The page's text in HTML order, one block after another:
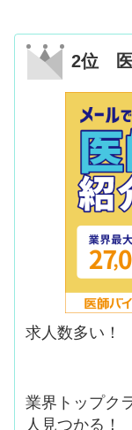
2位 医
求人数多い！
業界トップク
人見つかる！